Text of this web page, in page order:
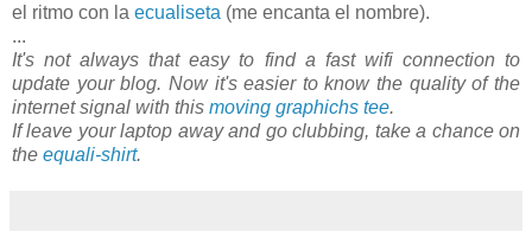
el ritmo con la ecualiseta (me encanta el nombre).
...
It's not always that easy to find a fast wifi connection to
update your blog. Now it's easier to know the quality of the
internet signal with this moving graphichs tee.
If leave your laptop away and go clubbing, take a chance on
the equali-shirt.